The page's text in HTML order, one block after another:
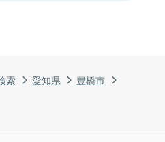
索 愛知県
豊橋市